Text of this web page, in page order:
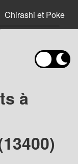
Chirashi et Poke
à